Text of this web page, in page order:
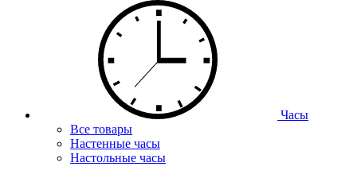
Часы
Все товары
Настенные часы
Настольные часы